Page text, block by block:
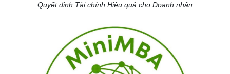
Quyết định Tài chính Hiệu quả cho Doanh nhân